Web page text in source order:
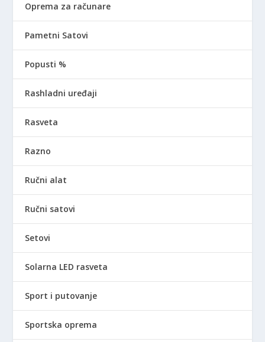
Oprema za računare
Pametni Satovi
Popusti %
Rashladni uređaji
Rasveta
Razno
Ručni alat
Ručni satovi
Setovi
Solarna LED rasveta
Sport i putovanje
Sportska oprema